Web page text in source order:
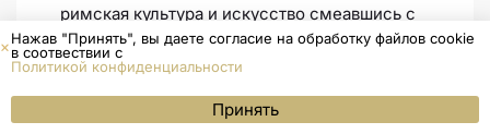
римская культура и искусство смеавшись с
греческой она создала необычайный
колорит.
Апостолы Павел и Варнава на Кипре
Нажав "Принять", вы даете согласие на обработку файлов cookie
в соотвествии с
Политикой конфиденциальности
Принять